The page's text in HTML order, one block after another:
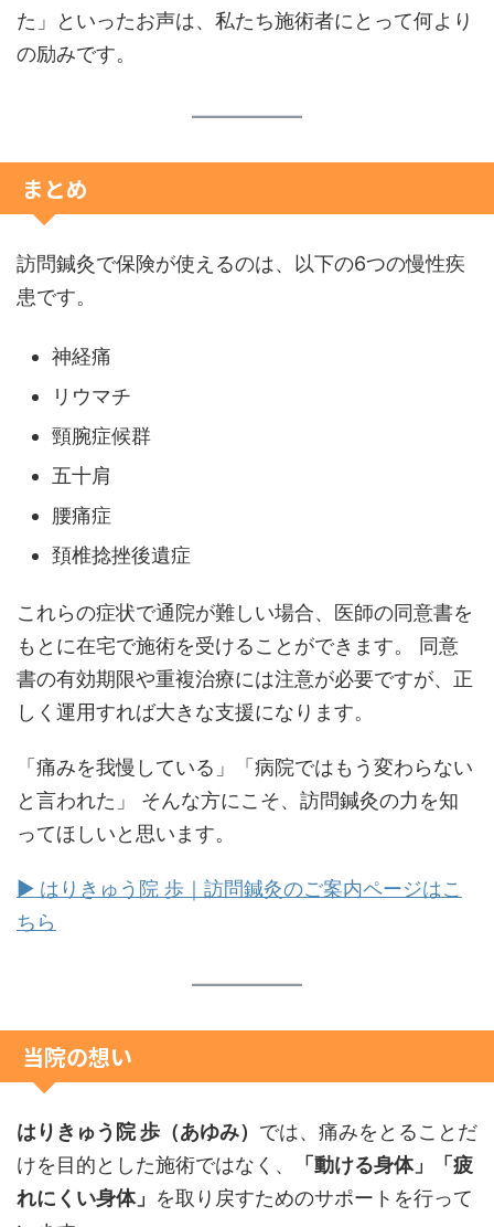
た」といったお声は、私たち施術者にとって何より
の励みです。
まとめ
訪問鍼灸で保険が使えるのは、以下の6つの慢性疾
患です。
神経痛
リウマチ
頸腕症候群
五十肩
腰痛症
頚椎捻挫後遺症
これらの症状で通院が難しい場合、医師の同意書を
もとに在宅で施術を受けることができます。 同意
書の有効期限や重複治療には注意が必要ですが、正
しく運用すれば大きな支援になります。
「痛みを我慢している」「病院ではもう変わらない
と言われた」 そんな方にこそ、訪問鍼灸の力を知
ってほしいと思います。
▶ はりきゅう院 歩｜訪問鍼灸のご案内ページはこ
ちら
当院の想い
はりきゅう院 歩（あゆみ） では、痛みをとることだ
けを目的とした施術ではなく、
「動ける身体」「疲
れにくい身体」 を取り戻すためのサポートを行って